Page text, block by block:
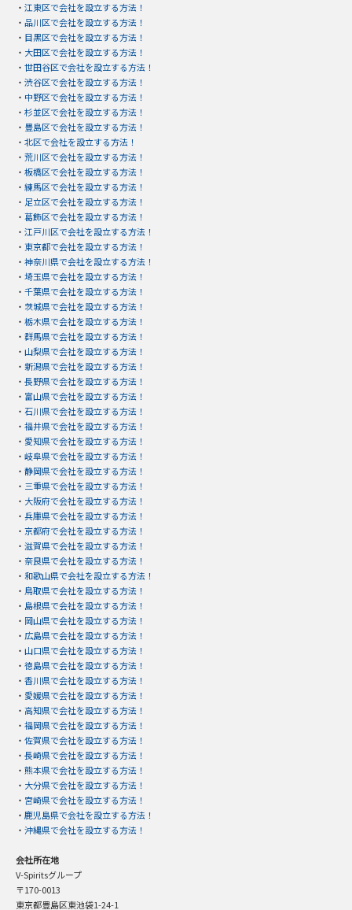
・ 江東区で会社を設立する方法！
・ 品川区で会社を設立する方法！
・ 目黒区で会社を設立する方法！
・ 大田区で会社を設立する方法！
・ 世田谷区で会社を設立する方法！
・ 渋谷区で会社を設立する方法！
・ 中野区で会社を設立する方法！
・ 杉並区で会社を設立する方法！
・ 豊島区で会社を設立する方法！
・ 北区で会社を設立する方法！
・ 荒川区で会社を設立する方法！
・ 板橋区で会社を設立する方法！
・ 練馬区で会社を設立する方法！
・ 足立区で会社を設立する方法！
・ 葛飾区で会社を設立する方法！
・ 江戸川区で会社を設立する方法！
・ 東京都で会社を設立する方法！
・ 神奈川県で会社を設立する方法！
・ 埼玉県で会社を設立する方法！
・ 千葉県で会社を設立する方法！
・ 茨城県で会社を設立する方法！
・ 栃木県で会社を設立する方法！
・ 群馬県で会社を設立する方法！
・ 山梨県で会社を設立する方法！
・ 新潟県で会社を設立する方法！
・ 長野県で会社を設立する方法！
・ 富山県で会社を設立する方法！
・ 石川県で会社を設立する方法！
・ 福井県で会社を設立する方法！
・ 愛知県で会社を設立する方法！
・ 岐阜県で会社を設立する方法！
・ 静岡県で会社を設立する方法！
・ 三重県で会社を設立する方法！
・ 大阪府で会社を設立する方法！
・ 兵庫県で会社を設立する方法！
・ 京都府で会社を設立する方法！
・ 滋賀県で会社を設立する方法！
・ 奈良県で会社を設立する方法！
・ 和歌山県で会社を設立する方法！
・ 鳥取県で会社を設立する方法！
・ 島根県で会社を設立する方法！
・ 岡山県で会社を設立する方法！
・ 広島県で会社を設立する方法！
・ 山口県で会社を設立する方法！
・ 徳島県で会社を設立する方法！
・ 香川県で会社を設立する方法！
・ 愛媛県で会社を設立する方法！
・ 高知県で会社を設立する方法！
・ 福岡県で会社を設立する方法！
・ 佐賀県で会社を設立する方法！
・ 長崎県で会社を設立する方法！
・ 熊本県で会社を設立する方法！
・ 大分県で会社を設立する方法！
・ 宮崎県で会社を設立する方法！
・ 鹿児島県で会社を設立する方法！
・ 沖縄県で会社を設立する方法！
会社所在地
V-Spiritsグループ
〒170-0013
東京都豊島区東池袋1-24-1